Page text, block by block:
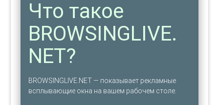
Что такое
BROWSINGLIVE.
NET?
BROWSINGLIVE.NET — показывает рекламные
всплывающие окна на вашем рабочем столе.